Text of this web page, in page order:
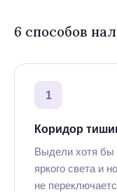
6 способов
1
Коридор
Выдели хотя бы
яркого света и
не